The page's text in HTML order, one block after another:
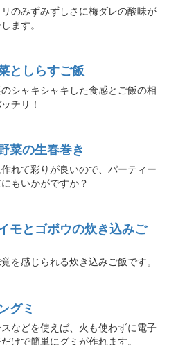
のみずみずしさに梅ダレの酸味が
ます。
としらすご飯
シャキシャキした食感とご飯の相
チリ！
菜の生春巻き
れて彩りが良いので、パーティー
もいかがですか？
モとゴボウの炊き込みご
を感じられる炊き込みご飯です。
グミ
などを使えば、火も使わずに電子
けで簡単にグミが作れます。